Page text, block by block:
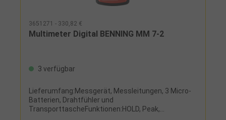
3651271 - 330,82 €
Multimeter Digital BENNING MM 7-2
3 verfügbar
Lieferumfang:Messgerät, Messleitungen, 3 Micro-
Batterien, Drahtfühler und
TransporttascheFunktionen:HOLD, Peak,